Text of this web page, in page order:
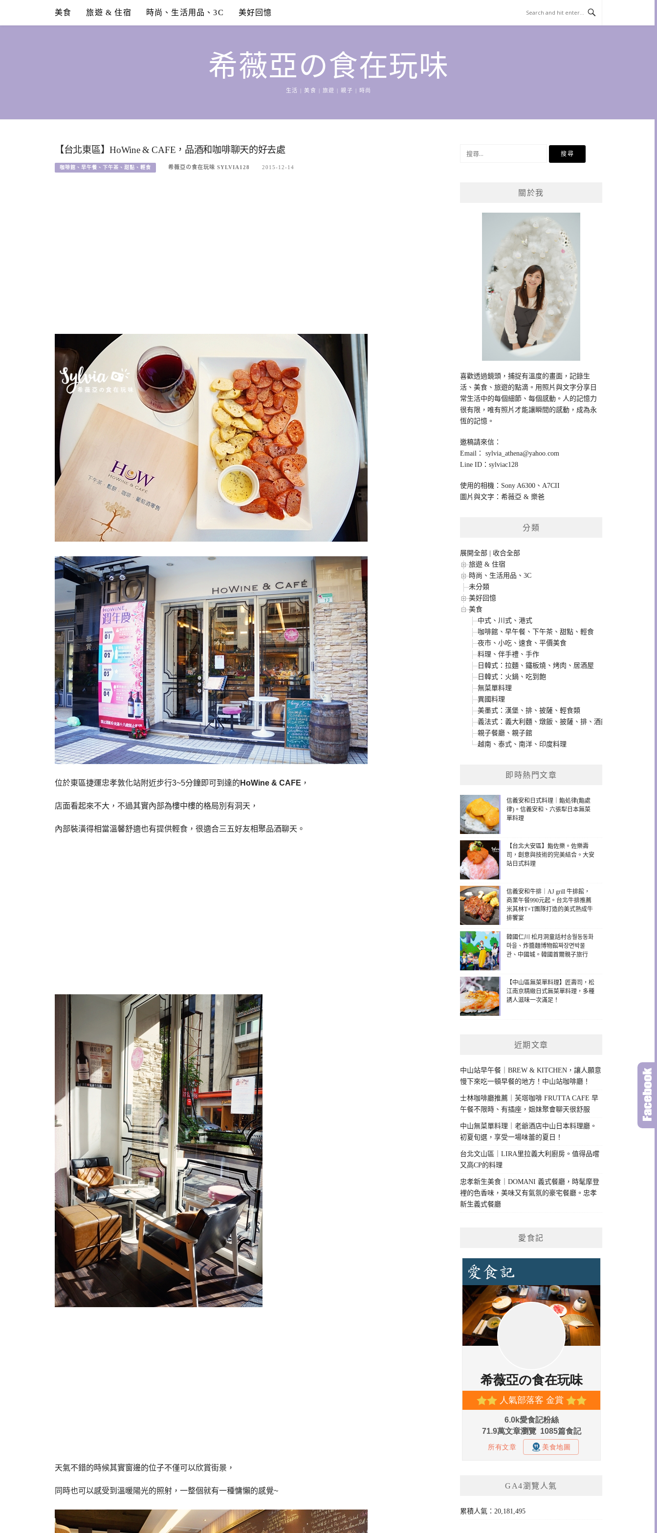
content
美食 旅遊 & 住宿 時尚、生活用品、3C 美好回憶
希薇亞の食在玩味
生活 | 美食 | 旅遊 | 親子 | 時尚
【台北東區】HoWine & CAFE，品酒和咖啡聊天的好去處
咖啡館、早午餐、下午茶、甜點、輕食 希薇亞の食在玩味 SYLVIA128 2015-12-14
位於東區捷運忠孝敦化站附近步行3~5分鐘即可到達的 HoWine & CAFE ，
店面看起來不大，不過其實內部為樓中樓的格局別有洞天，
內部裝潢得相當溫馨舒適也有提供輕食，很適合三五好友相聚品酒聊天。
天氣不錯的時候其實窗邊的位子不僅可以欣賞街景，
同時也可以感受到溫暖陽光的照射，一整個就有一種慵懶的感覺~
關於我
喜歡透過鏡頭，捕捉有溫度的畫面，記錄生
活、美食、旅遊的點滴。用照片與文字分享日
常生活中的每個細節、每個感動。人的記憶力
很有限，唯有照片才能讓瞬間的感動，成為永
恆的記憶。
邀稿請來信：
Email：
sylvia_athena@yahoo.com
Line ID：sylviac128
使用的相機：Sony A6300、A7CII
圖片與文字：希薇亞 & 樂爸
分類
展開全部
收合全部
旅遊 & 住宿
時尚、生活用品、3C
未分類
美好回憶
美食
中式、川式、港式
咖啡館、早午餐、下午茶、甜點、輕食
夜市、小吃、速食、平價美食
料理、伴手禮、手作
日韓式：拉麵、鐵板燒、烤肉、居酒屋
日韓式：火鍋、吃到飽
無菜單料理
異國料理
美墨式：漢堡、排、披薩、輕食類
義法式：義大利麵、燉飯、披薩、排、酒館類
親子餐廳、親子館
越南、泰式、南洋、印度料理
即時熱門文章
信義安和日式料理｜鮨処律(鮨處
律)。信義安和、六張犁日本無菜
單料理
【台北大安區】鮨佐樂。佐樂壽
司，創意與技術的完美結合。大安
站日式料理
信義安和牛排｜AJ grill 牛排館，
商業午餐990元起。台北牛排推薦
米其林T+T團隊打造的美式熟成牛
排饗宴
韓國仁川 松月洞童話村송월동동화
마을、炸醬麵博物館짜장면박물
관、中國城。韓國首爾親子旅行
【中山區無菜單料理】匠壽司，松
江南京精緻日式無菜單料理，多種
誘人滋味一次滿足！
近期文章
中山站早午餐｜BREW & KITCHEN，讓人願意
慢下來吃一頓早餐的地方！中山站咖啡廳！
士林咖啡廳推薦｜芙塔咖啡 FRUTTA CAFE 早
午餐不限時、有插座，姐妹聚會聊天很舒服
中山無菜單料理｜老爺酒店中山日本料理廳。
初夏旬選，享受一場味蕾的夏日！
台北文山區｜LIRA里拉義大利廚房。值得品嚐
又高CP的料理
忠孝新生美食｜DOMANI 義式餐廳，時髦摩登
裡的色香味，美味又有氣氛的豪宅餐廳。忠孝
新生義式餐廳
愛食記
GA4瀏覽人氣
累積人氣：20,181,495